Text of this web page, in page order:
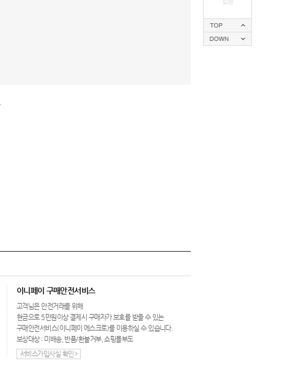
이니페이 구매안전서비스
고객님은 안전거래를 위해
현금으로 5만원이상 결제시 구매자가 보호를 받을 수 있는
구매안전서비스(이니페이 에스크로)를 이용하실 수 있습니다.
보상대상 : 미배송, 반품/환불거부, 쇼핑몰부도
서비스가입사실 확인